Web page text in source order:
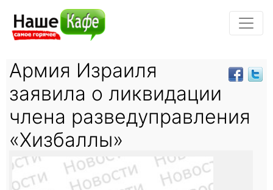
Армия Израиля
заявила о ликвидации
члена разведуправления
«Хизбаллы»